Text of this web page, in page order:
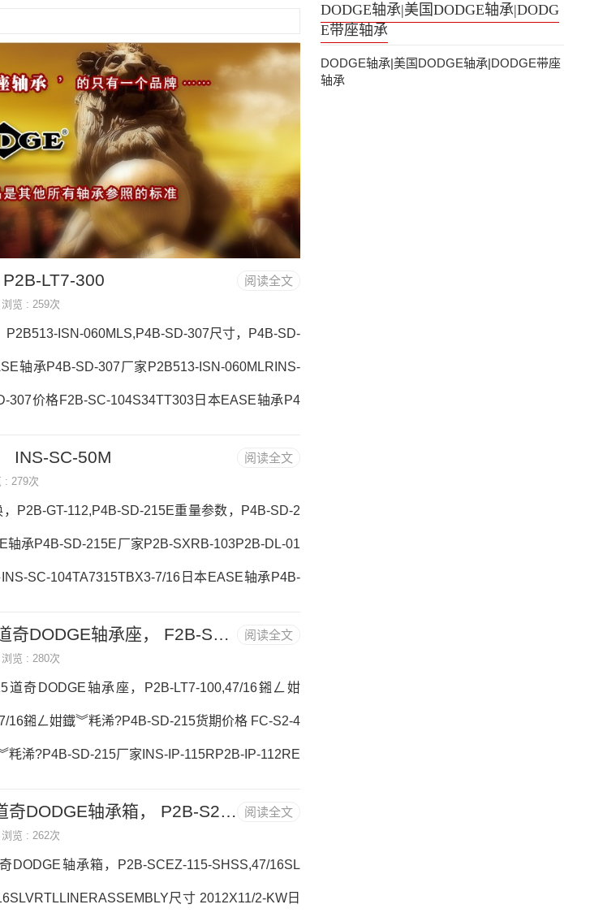
阅读全文
LT7-300
览 : 259次
ISN-060MLS,P4B-SD-307尺寸，P4B-SD-
轴承P4B-SD-307厂家P2B513-ISN-060MLRINS-
307价格F2B-SC-104S34TT303日本EASE轴承P4
牌推荐：P2B522-ISN-100MLRP2B-GT-103P4B-
阅读全文
INS-SC-50M
: 279次
P2B-GT-112,P4B-SD-215E重量参数，P4B-SD-2
轴承P4B-SD-215E厂家P2B-SXRB-103P2B-DL-01
SC-104TA7315TBX3-7/16日本EASE轴承P4B-
品牌推荐：F4S-IP-204REP2B-SC-25M-NLP4B-
阅读全文
4 7/16鎺ㄥ姏鐡︾粍浠?P4B-SD-215 道奇DODGE轴承座， F2B-SC-30M
览 : 280次
道奇DODGE轴承座，P2B-LT7-100,47/16鎺ㄥ姏
16鎺ㄥ姏鐡︾粍浠?P4B-SD-215货期价格 FC-S2-4
粍浠?P4B-SD-215厂家INS-IP-115RP2B-IP-112RE
SD-215参数47/16鎺ㄥ姏鐡︾粍浠?P4B-SD-21
阅读全文
4 7/16 SLV RTL LINER ASSEMBLY 道奇DODGE轴承箱， P2B-S2-211RE
览 : 262次
DODGE轴承箱，P2B-SCEZ-115-SHSS,47/16SL
尺寸 2012X11/2-KW日
DODGE轴承|美国DODGE轴承|DODG
E带座轴承
DODGE轴承|美国DODGE轴承|DODGE带座
轴承